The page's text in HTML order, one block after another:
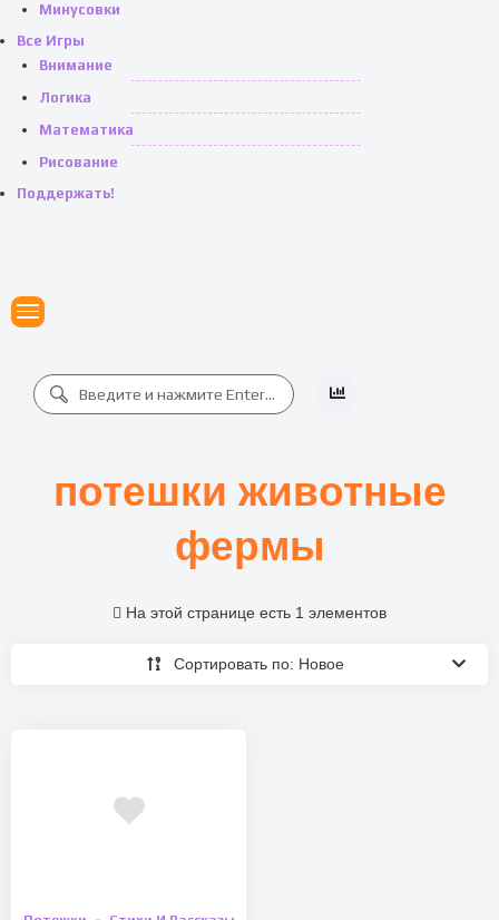
Минусовки
Все Игры
Внимание
Логика
Математика
Рисование
Поддержать!
потешки животные
фермы
Сортировать по: Новое
На этой странице есть 1 элементов